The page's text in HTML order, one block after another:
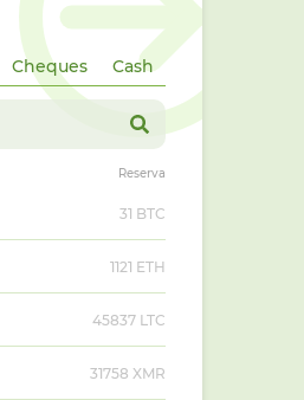
Cheques Cash
Reserva
31 BTC
1121 ETH
45837 LTC
31758 XMR